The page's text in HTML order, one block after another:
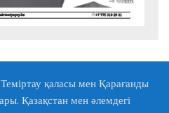
қаласы мен Қарағанды
Қазақстан мен әлемдегі